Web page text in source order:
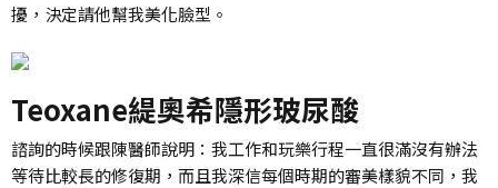
擾，決定請他幫我美化臉型。
Teoxane緹奧希隱形玻尿酸
諮詢的時候跟陳醫師說明：我工作和玩樂行程一直很滿沒有辦法
等待比較長的修復期，而且我深信每個時期的審美樣貌不同，我